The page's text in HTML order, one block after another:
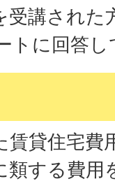
講された
トに回答
賃貸住宅費
類する費用